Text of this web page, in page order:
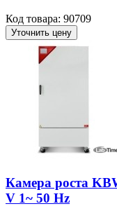
Код товара: 90709
Уточнить цену
Камера роста
V 1~ 50 Hz